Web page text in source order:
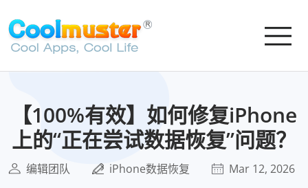
【100%有效】如何修复iPhone
上的“正在尝试数据恢复”问题？
编辑团队 iPhone数据恢复 Mar 12, 2026